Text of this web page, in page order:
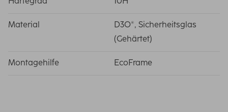
Material
D3O®, Sicherheitsglas
(Gehärtet)
Montagehilfe EcoFrame